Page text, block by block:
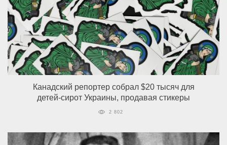
Канадский репортер собрал $20 тысяч для
детей-сирот Украины, продавая стикеры
2 802